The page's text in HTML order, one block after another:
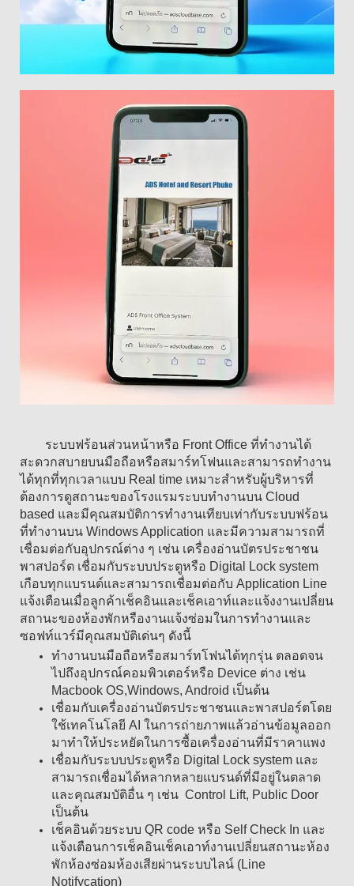
ระบบฟร้อนส่วนหน้าหรือ Front Office ที่ทำงานได้
สะดวกสบายบนมือถือหรือสมาร์ทโฟนและสามารถทำงาน
ได้ทุกที่ทุกเวลาแบบ Real time เหมาะสำหรับผู้บริหารที่
ต้องการดูสถานะของโรงแรมระบบทำงานบน Cloud
based และมีคุณสมบัติการทำงานเทียบเท่ากับระบบฟร้อน
ที่ทำงานบน Windows Application และมีความสามารถที่
เชื่อมต่อกับอุปกรณ์ต่าง ๆ เช่น เครื่องอ่านบัตรประชาชน
พาสปอร์ต เชื่อมกับระบบประตูหรือ Digital Lock system
เกือบทุกแบรนด์และสามารถเชื่อมต่อกับ Application Line
แจ้งเตือนเมื่อลูกค้าเช็คอินและเช็คเอาท์และแจ้งงานเปลี่ยน
สถานะของห้องพักหรืองานแจ้งซ่อมในการทำงานและ
ซอฟท์แวร์มีคุณสมบัติเด่นๆ ดังนี้
ทำงานบนมือถือหรือสมาร์ทโฟนได้ทุกรุ่น ตลอดจน
ไปถึงอุปกรณ์คอมพิวเตอร์หรือ Device ต่าง เช่น
Macbook OS,Windows, Android เป็นต้น
เชื่อมกับเครื่องอ่านบัตรประชาชนและพาสปอร์ตโดย
ใช้เทคโนโลยี AI ในการถ่ายภาพแล้วอ่านข้อมูลออก
มาทำให้ประหยัดในการซื้อเครื่องอ่านที่มีราคาแพง
เชื่อมกับระบบประตูหรือ Digital Lock system และ
สามารถเชื่อมได้หลากหลายแบรนด์ที่มีอยู่ในตลาด
และคุณสมบัติอื่น ๆ เช่น Control Lift, Public Door
เป็นต้น
เช็คอินด้วยระบบ QR code หรือ Self Check In และ
แจ้งเตือนการเช็คอินเช็คเอาท์งานเปลี่ยนสถานะห้อง
พักห้องซ่อมห้องเสียผ่านระบบไลน์ (Line
Notifycation)